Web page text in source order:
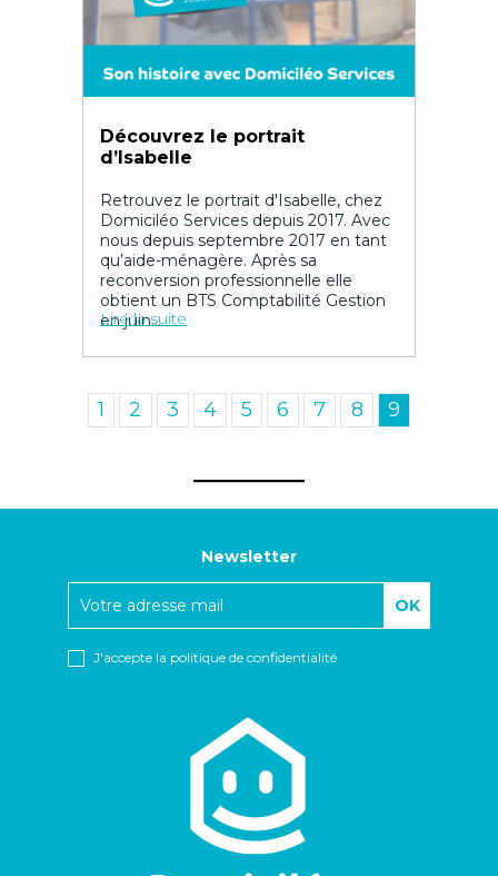
Découvrez le portrait
d’Isabelle
Retrouvez le portrait d'Isabelle, chez
Domiciléo Services depuis 2017. Avec
nous depuis septembre 2017 en tant
qu’aide-ménagère. Après sa
reconversion professionnelle elle
obtient un BTS Comptabilité Gestion
en juin...
Lire la suite
1 2 3 4 5 6 7 8 9
Newsletter
J'accepte la politique de confidentialité